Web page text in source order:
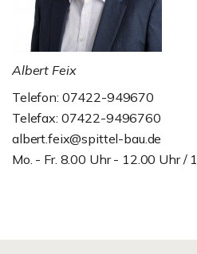
Albert Feix
Telefon: 07422-949670
Telefax: 07422-9496760
albert.feix@spittel-bau.de
Mo. - Fr. 8.00 Uhr - 12.00 Uhr /